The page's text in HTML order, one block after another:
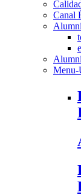
Canal
Alumni
Alumni
Menu-